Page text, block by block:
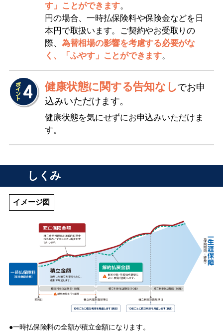
す」ことができます。
円の場合、一時払保険料や保険金などを日
本円で取扱います。ご契約やお受取りの
際、 為替相場の影響を考慮する必要がな
く、「ふやす」ことができます。
健康状態に関する告知なしでお申
込みいただけます。
健康状態を気にせずにお申込みいただけま
す。
しくみ
イメージ図
●一時払保険料の全額が積立金額になります。